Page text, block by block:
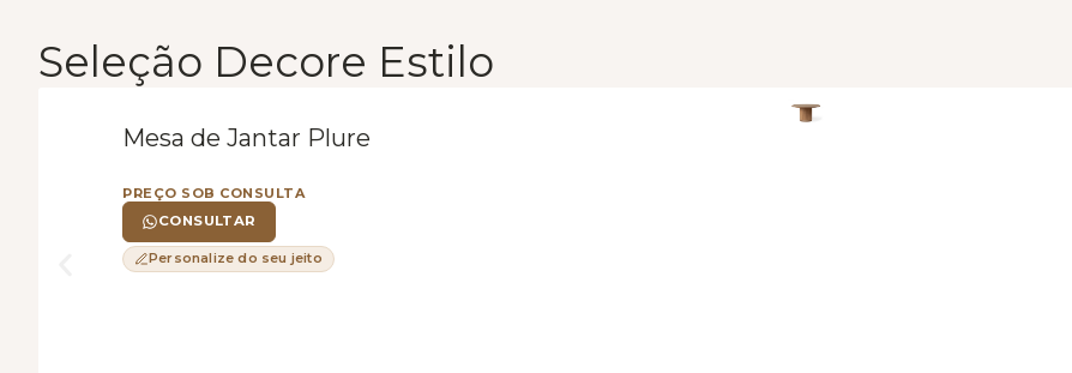
Seleção Decore Estilo
Mesa de Jantar Plure
PREÇO SOB CONSULTA
CONSULTAR
Personalize do seu jeito